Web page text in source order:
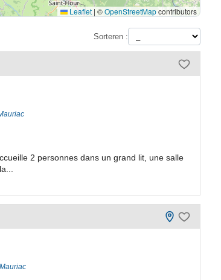
Leaflet | ©OpenStreetMapcontributors
Sorteren :
2 personnes dans un grand lit, une salle